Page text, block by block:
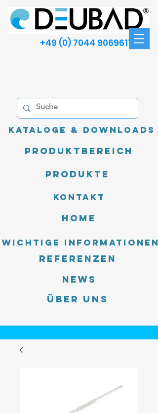
+49 (0) 7044 9069611
Kataloge & Downloads
Produktbereich
Produkte
Kontakt
Home
Wichtige Informationen
Referenzen
News
Über uns